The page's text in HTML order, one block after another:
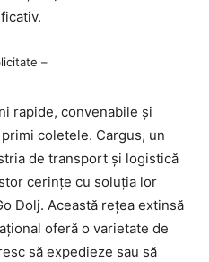
–
rapide, convenabile și
coletele. Cargus, un
de transport și logistică
cerințe cu soluția lor
Dolj. Această rețea extinsă
oferă o varietate de
să expedieze sau să